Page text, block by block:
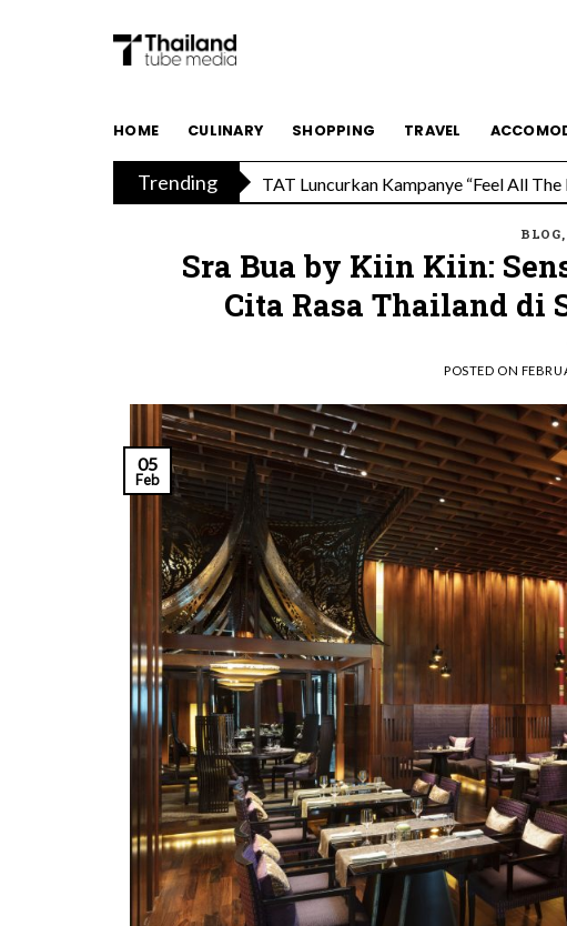
content
HOME CULINARY SHOPPING TRAVEL
Trending Menikmati Cita Rasa Mewah di
BLOG,
Sra Bua by Kiin Kiin:
Cita Rasa Thailand di
POSTED ON
05
Feb